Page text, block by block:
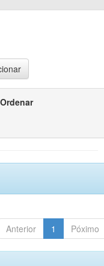
Ordenar
Anterior 1 Póximo